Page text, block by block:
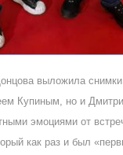
выложила
Купиным, но и
эмоциями от
как раз и был